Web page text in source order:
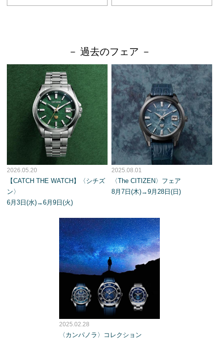
－ 過去のフェア －
2026.05.20
【CATCH THE WATCH】〈シチズ
ン〉
6月3日(水)→6月9日(火)
2025.08.01
〈The CITIZEN〉フェア
8月7日(木)→9月28日(日)
2025.02.28
〈カンパノラ〉コレクション